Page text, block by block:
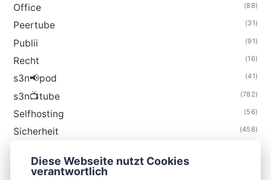
Office (88)
Peertube (31)
Publii (91)
Recht (16)
s3n📢pod (41)
s3n📺tube (782)
Selfhosting (56)
Sicherheit (458)
Thunderbird
Diese Webseite nutzt Cookies
verantwortlich